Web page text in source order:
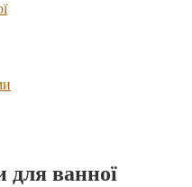
для ванної